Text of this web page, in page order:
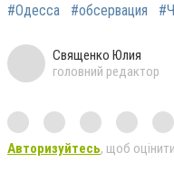
#Одесса #обсервация
Священко Юлия
головний редактор
Авторизуйтесь, щоб оцінити